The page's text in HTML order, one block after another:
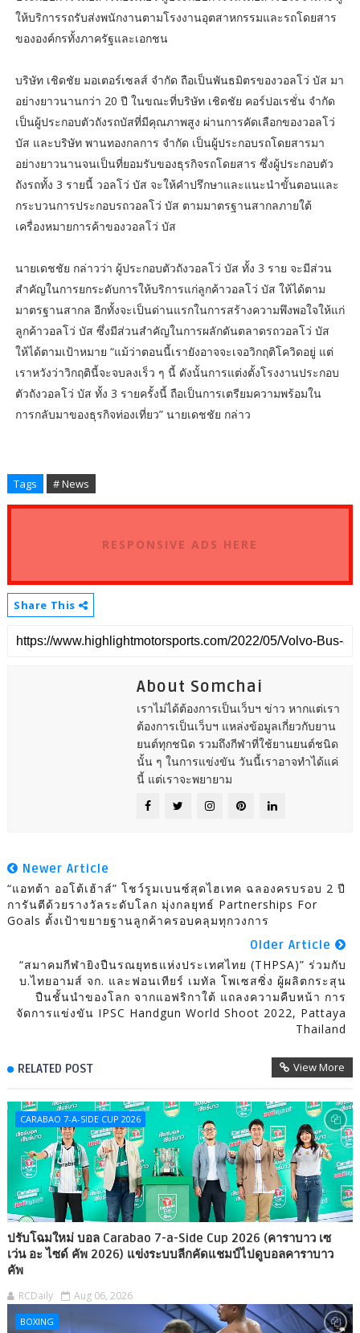
ให้บริการรถรับส่งพนักงานตามโรงงานอุตสาหกรรมและรถโดยสาร
ขององค์กรทั้งภาครัฐและเอกชน
บริษัท เชิดชัย มอเตอร์เซลส์ จำกัด ถือเป็นพันธมิตรของวอลโว่ บัส มา
อย่างยาวนานกว่า 20 ปี ในขณะที่บริษัท เชิดชัย คอร์ปอเรชั่น จำกัด
เป็นผู้ประกอบตัวถังรถบัสที่มีคุณภาพสูง ผ่านการคัดเลือกของวอลโว่
บัส และบริษัท พานทองกลการ จำกัด เป็นผู้ประกอบรถโดยสารมา
อย่างยาวนานจนเป็นที่ยอมรับของธุรกิจรถโดยสาร ซึ่งผู้ประกอบตัว
ถังรถทั้ง 3 รายนี้ วอลโว่ บัส จะให้คำปรึกษาและแนะนำขั้นตอนและ
กระบวนการประกอบรถวอลโว่ บัส ตามมาตรฐานสากลภายใต้
เครื่องหมายการค้าของวอลโว่ บัส
นายเดชชัย กล่าวว่า ผู้ประกอบตัวถังวอลโว่ บัส ทั้ง 3 ราย จะมีส่วน
สำคัญในการยกระดับการให้บริการแก่ลูกค้าวอลโว่ บัส ให้ได้ตาม
มาตรฐานสากล อีกทั้งจะเป็นด่านแรกในการสร้างความพึงพอใจให้แก่
ลูกค้าวอลโว่ บัส ซึ่งมีส่วนสำคัญในการผลักดันตลาดรถวอลโว่ บัส
ให้ได้ตามเป้าหมาย “แม้ว่าตอนนี้เรายังอาจจะเจอวิกฤติโควิดอยู่ แต่
เราหวังว่าวิกฤตินี้จะจบลงเร็ว ๆ นี้ ดังนั้นการแต่งตั้งโรงงานประกอบ
ตัวถังวอลโว่ บัส ทั้ง 3 รายครั้งนี้ ถือเป็นการเตรียมความพร้อมใน
การกลับมาของธุรกิจท่องเที่ยว” นายเดชชัย กล่าว
Tags # News
RESPONSIVE ADS HERE
Share This
About Somchai
เราไม่ได้ต้องการเป็นเว็บฯ ข่าว หากแต่เรา
ต้องการเป็นเว็บฯ แหล่งข้อมูลเกี่ยวกับยาน
ยนต์ทุกชนิด รวมถึงกีฬาที่ใช้ยานยนต์ชนิด
นั้น ๆ ในการแข่งขัน วันนี้เราอาจทำได้แค่
นี้ แต่เราจะพยายาม
Newer Article
“แอทต้า ออโต้เฮ้าส์” โชว์รูมเบนซ์สุดไฮเทค ฉลองครบรอบ 2 ปี
การันตีด้วยรางวัลระดับโลก มุ่งกลยุทธ์ Partnerships For
Goals ตั้งเป้าขยายฐานลูกค้าครอบคลุมทุกวงการ
Older Article
“สมาคมกีฬายิงปืนรณยุทธแห่งประเทศไทย (THPSA)” ร่วมกับ
บ.ไทยอามส์ จก. และฟอนเทียร์ เมทัล โพเซสซิ่ง ผู้ผลิตกระสุน
ปืนชั้นนำของโลก จากแอฟริกาใต้ แถลงความคืบหน้า การ
จัดการแข่งขัน IPSC Handgun World Shoot 2022, Pattaya
Thailand
RELATED POST View More
CARABAO 7-A-SIDE CUP 2026
ปรับโฉมใหม่ บอล Carabao 7-a-Side Cup 2026 (คาราบาว เซ
เว่น อะ ไซด์ คัพ 2026) แข่งระบบลีกคัดแชมป์ไปดูบอลคาราบาว
คัพ
RCDaily Aug 06, 2026
BOXING